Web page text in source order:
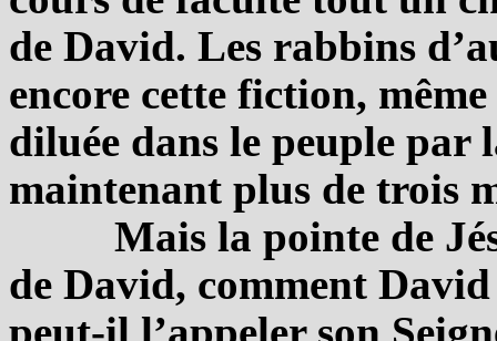
de David. Les rabbins
encore cette fiction,
diluée dans le peuple par
maintenant plus de trois
Mais la pointe de
de David, comment
peut-il l’appeler son